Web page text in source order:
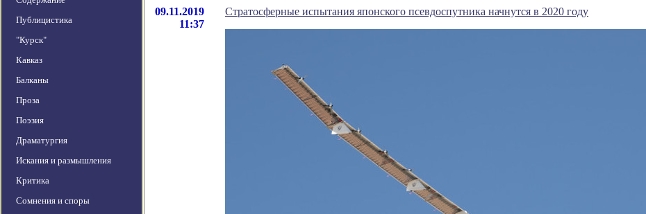
Публицистика
"Курск"
Кавказ
Балканы
Проза
Поэзия
Драматургия
Искания и размышления
Критика
Сомнения и споры
09.11.2019
11:37
Стратосферные испытания японского псевдоспутника начнутся в 2020 году